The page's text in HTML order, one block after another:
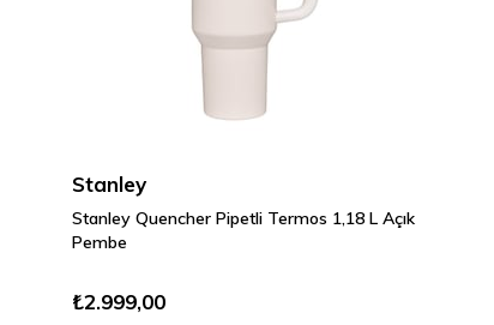
Stanley
Stanley Quencher Pipetli Termos 1,18 L Açık
Pembe
₺2.999,00